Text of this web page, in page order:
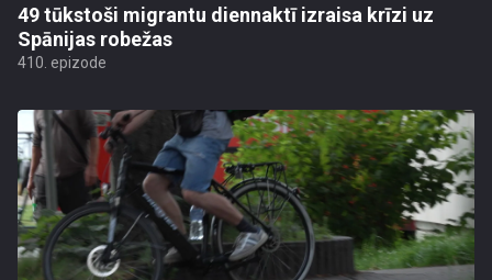
49 tūkstoši migrantu diennaktī izraisa krīzi uz
Spānijas robežas
410. epizode